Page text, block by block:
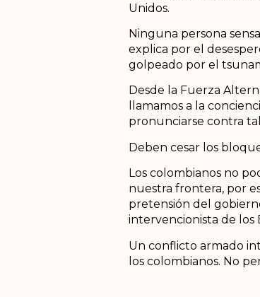
Unidos.
Ninguna persona
explica por el
golpeado por el
Desde la Fuerza
llamamos a la
pronunciarse contra
Deben cesar los
Los colombianos no
nuestra frontera, por
pretensión del
intervencionista de los
Un conflicto armado
los colombianos. No